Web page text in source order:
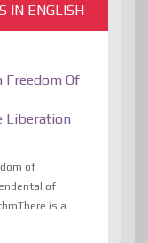
IN ENGLISH
Freedom Of
Liberation
of
of
is a